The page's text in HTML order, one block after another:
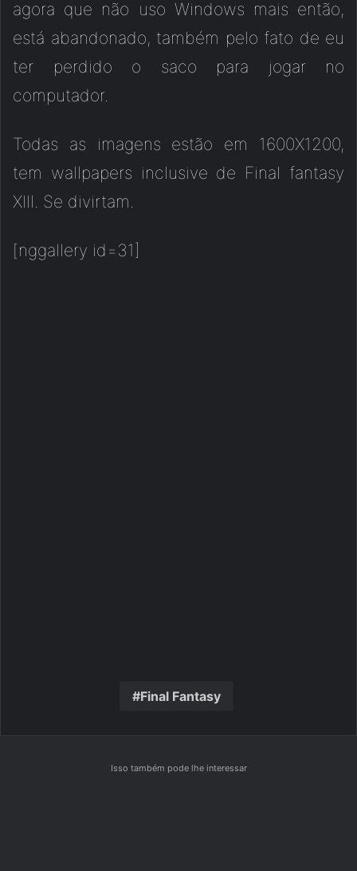
agora que não uso Windows mais então,
está abandonado, também pelo fato de eu
ter perdido o saco para jogar no
computador.
Todas as imagens estão em 1600X1200,
tem wallpapers inclusive de Final fantasy
XIII. Se divirtam.
[nggallery id=31]
Final Fantasy
Isso também pode lhe interessar